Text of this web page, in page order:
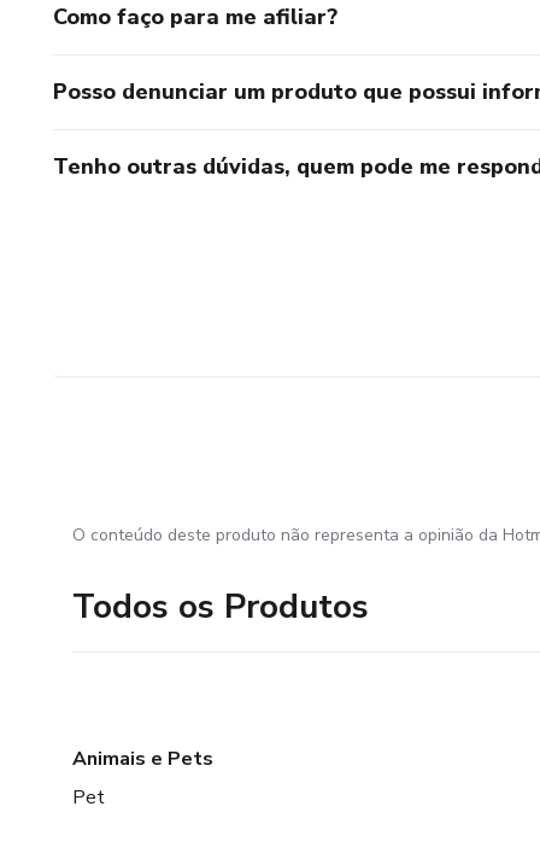
Como faço para me afiliar?
Posso denunciar um produto que possui
Tenho outras dúvidas, quem pode me
O conteúdo deste produto não representa a opinião da
Todos os Produtos
Animais e Pets
Pet